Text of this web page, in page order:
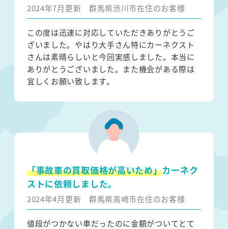
2024年7月更新 群馬県渋川市在住のお客様
この度は迅速に対応していただきありがとうご
ざいました。やはり大手さん特にカーネクスト
さんは素晴らしいと今回実感しました。本当に
ありがとうございました。また機会がある際は
宜しくお願い致します。
「事故車の買取価格が高いため」カーネク
ストに依頼しました。
2024年4月更新 群馬県高崎市在住のお客様
値段がつかない車だったのに金額がついてとて